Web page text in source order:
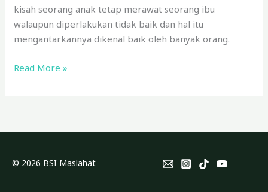
kisah seorang anak tetap merawat seorang ibu
walaupun diperlakukan tidak baik dan hal itu
mengantarkannya dikenal baik oleh banyak orang.
Read More »
© 2026 BSI Maslahat